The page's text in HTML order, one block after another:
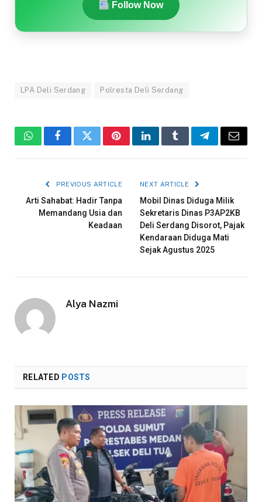
Follow Now
LPA Deli Serdang Polresta Deli Serdang
WhatsAppFacebookTwitterPinterestLinkedInTumblrTelegramEmail
PREVIOUS ARTICLE
Arti Sahabat: Hadir Tanpa
Memandang Usia dan
Keadaan
NEXT ARTICLE
Mobil Dinas Diduga Milik
Sekretaris Dinas P3AP2KB
Deli Serdang Disorot, Pajak
Kendaraan Diduga Mati
Sejak Agustus 2025
Alya Nazmi
RELATED POSTS